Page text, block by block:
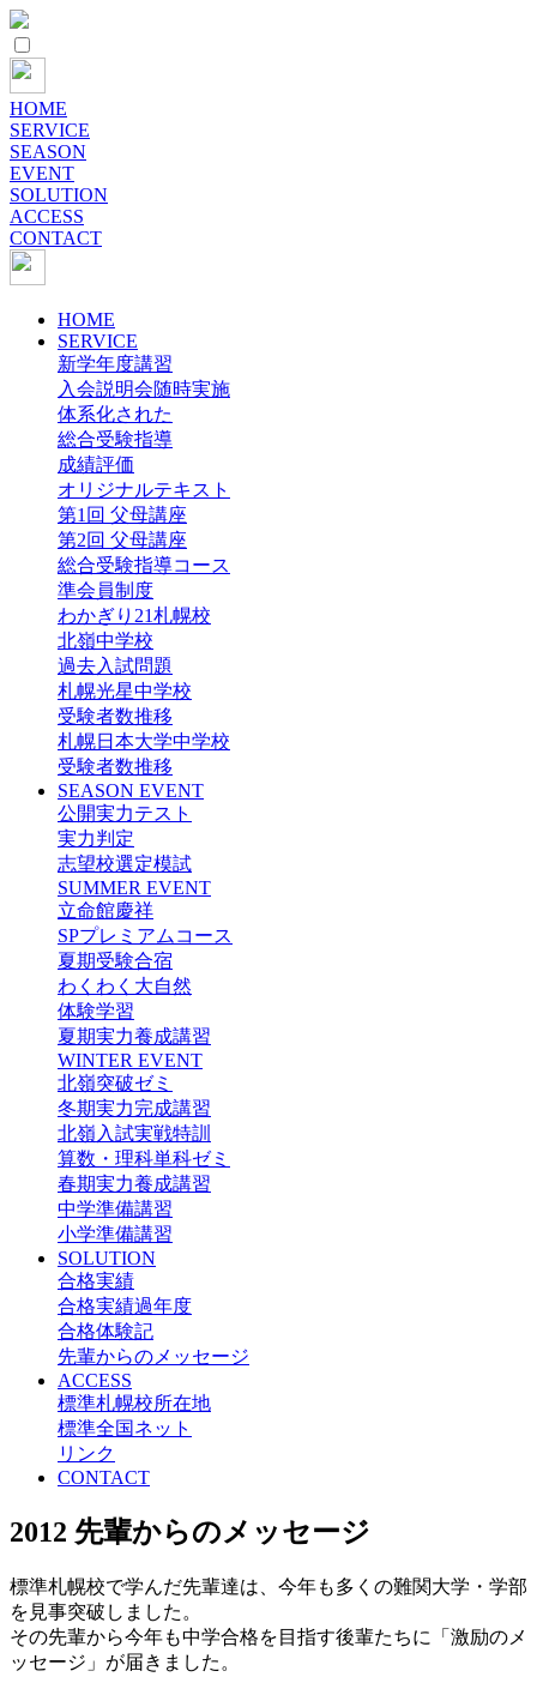
HOME
SERVICE
SEASON
EVENT
SOLUTION
ACCESS
CONTACT
HOME
SERVICE
新学年度講習
入会説明会随時実施
体系化された
総合受験指導
成績評価
オリジナルテキスト
第1回 父母講座
第2回 父母講座
総合受験指導コース
準会員制度
わかぎり21札幌校
北嶺中学校
過去入試問題
札幌光星中学校
受験者数推移
札幌日本大学中学校
受験者数推移
SEASON EVENT
公開実力テスト
実力判定
志望校選定模試
SUMMER EVENT
立命館慶祥
SPプレミアムコース
夏期受験合宿
わくわく大自然
体験学習
夏期実力養成講習
WINTER EVENT
北嶺突破ゼミ
冬期実力完成講習
北嶺入試実戦特訓
算数・理科単科ゼミ
春期実力養成講習
中学準備講習
小学準備講習
SOLUTION
合格実績
合格実績過年度
合格体験記
先輩からのメッセージ
ACCESS
標準札幌校所在地
標準全国ネット
リンク
CONTACT
2012 先輩からのメッセージ
標準札幌校で学んだ先輩達は、今年も多くの難関大学・学部
を見事突破しました。
その先輩から今年も中学合格を目指す後輩たちに「激励のメ
ッセージ」が届きました。